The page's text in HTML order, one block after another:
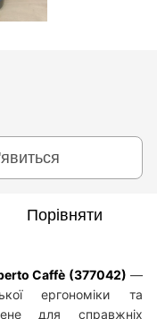
Порівняти
Caffè (377042) —
ергономіки та
для справжніх